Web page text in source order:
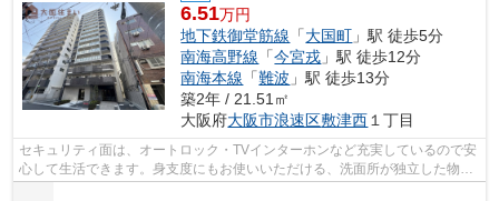
6.51万円
地下鉄御堂筋線 「大国町 」駅 徒歩5分
南海高野線 「今宮戎 」駅 徒歩12分
南海本線 「難波 」駅 徒歩13分
築2年 / 21.51㎡
大阪府大阪市浪速区敷津西 １丁目
セキュリティ面は、オートロック・TVインターホンなど充実しているので安
心して生活できます。身支度にもお使いいただける、洗面所が独立した物件
です。新生活を失敗せず、スタートさ...